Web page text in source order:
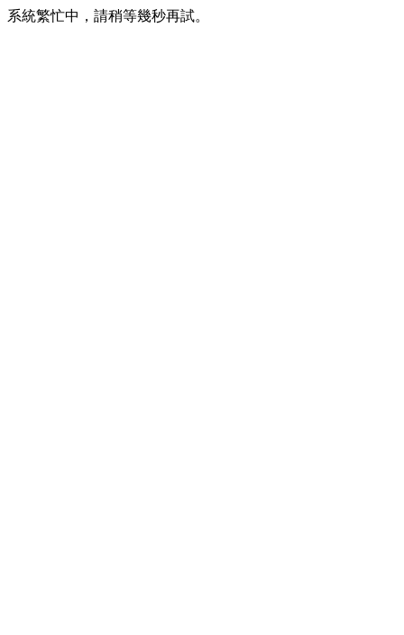
系統繁忙中，請稍等幾秒再試。